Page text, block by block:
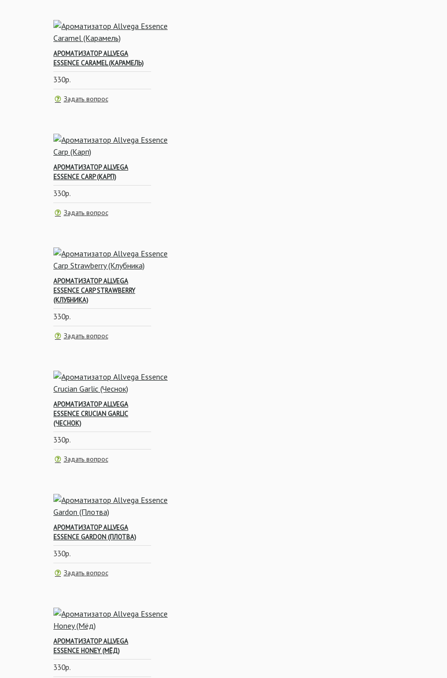
АРОМАТИЗАТОР ALLVEGA
ESSENCE CARAMEL (КАРАМЕЛЬ)
330р.
Задать вопрос
АРОМАТИЗАТОР ALLVEGA
ESSENCE CARP (КАРП)
330р.
Задать вопрос
АРОМАТИЗАТОР ALLVEGA
ESSENCE CARP STRAWBERRY
(КЛУБНИКА)
330р.
Задать вопрос
АРОМАТИЗАТОР ALLVEGA
ESSENCE CRUCIAN GARLIC
(ЧЕСНОК)
330р.
Задать вопрос
АРОМАТИЗАТОР ALLVEGA
ESSENCE GARDON (ПЛОТВА)
330р.
Задать вопрос
АРОМАТИЗАТОР ALLVEGA
ESSENCE HONEY (МЁД)
330р.